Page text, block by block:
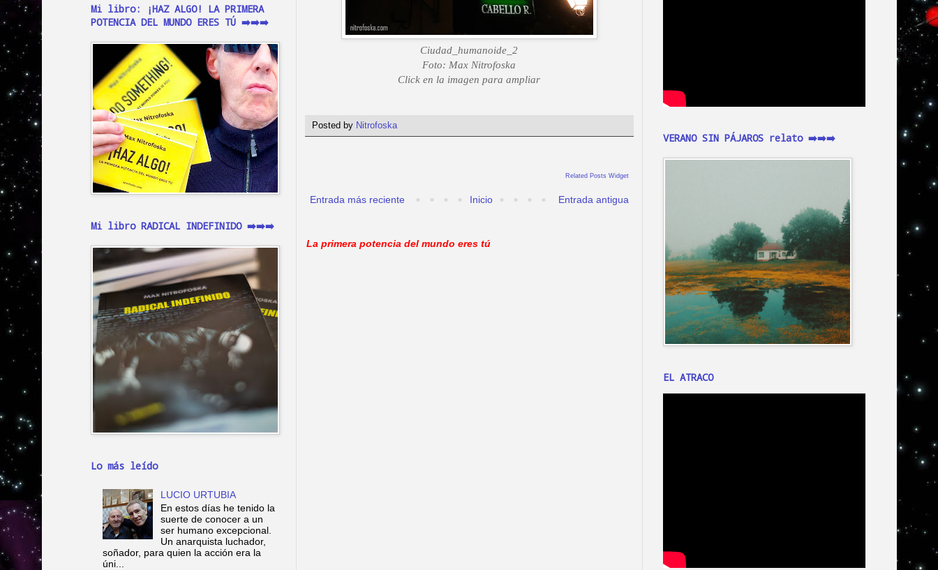
Ciudad_humanoide_2
Foto: Max Nitrofoska
Click en la imagen para ampliar
Posted by Nitrofoska
Related Posts Widget
Entrada más reciente Entrada antigua
Inicio
La primera potencia del mundo eres tú
Mi libro: ¡HAZ ALGO! LA PRIMERA
POTENCIA DEL MUNDO ERES TÚ ➡️➡️➡️
Mi libro RADICAL INDEFINIDO ➡️➡️➡️
Lo más leído
LUCIO URTUBIA
En estos días he tenido la
suerte de conocer a un
ser humano excepcional.
Un anarquista luchador,
soñador, para quien la acción era la
úni...
VERANO SIN PÁJAROS relato ➡️➡️➡️
EL ATRACO